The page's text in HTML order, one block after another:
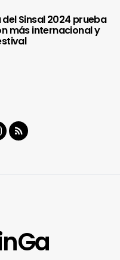
Sinsal 2024 prueba
más internacional y